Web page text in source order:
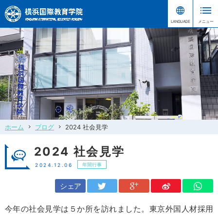
ホーム ブログ 2024 社会見学
2024 社会見学
2024.12.06 年間行事
シェア
今年の社会見学は５か所を訪れました。東京外国人材採用